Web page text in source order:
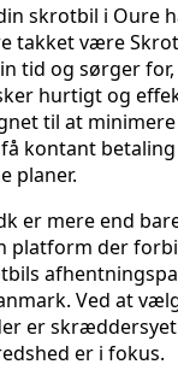
skrotbil i Oure
takket være
tid og sørger
hurtigt og
til at
kontant
planer.
er mere end
platform der
Ved at
er
er i fokus.